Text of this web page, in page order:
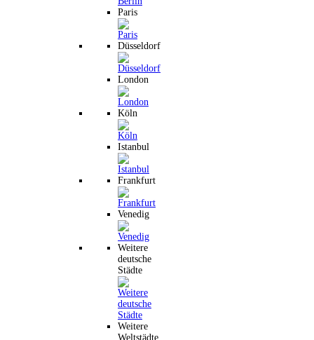
Paris
Düsseldorf
London
Köln
Istanbul
Frankfurt
Venedig
Weitere
deutsche
Städte
Weitere
Weltstädte